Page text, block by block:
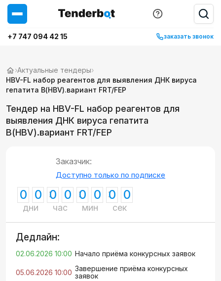
+7 747 094 42 15 заказать звонок
›Актуальные тендеры›
HBV-FL набор реагентов для выявления ДНК вируса
гепатита В(HBV).вариант FRT/FEP
Тендер на HBV-FL набор реагентов для
выявления ДНК вируса гепатита
В(HBV).вариант FRT/FEP
Заказчик:
Доступно только по подписке
0 0
дни
0 0
час
0 0
мин
0 0
сек
Дедлайн:
02.06.2026 10:00 Начало приёма конкурсных заявок
05.06.2026 10:00 Завершение приёма конкурсных
заявок